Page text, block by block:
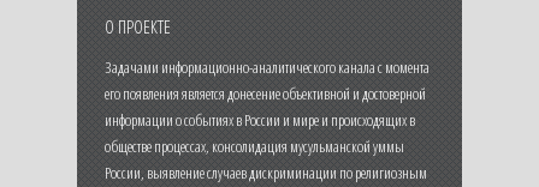
О ПРОЕКТЕ
Задачами информационно-аналитического канала с момента
его появления является донесение объективной и достоверной
информации о событиях в России и мире и происходящих в
обществе процессах, консолидация мусульманской уммы
России, выявление случаев дискриминации по религиозным